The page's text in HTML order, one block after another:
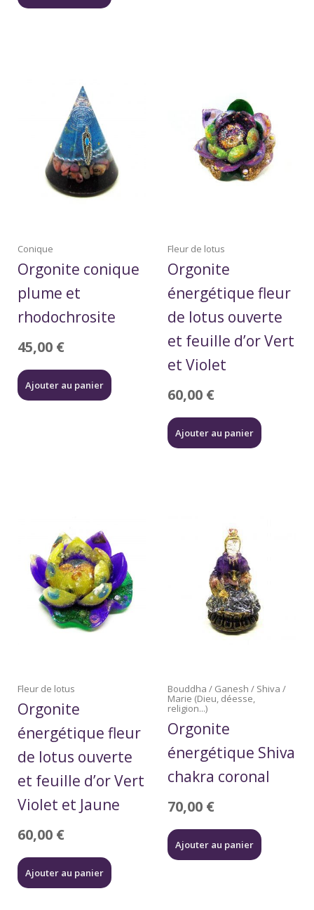
Conique
Orgonite conique
plume et
rhodochrosite
45,00 €
Ajouter au panier
Fleur de lotus
Orgonite
énergétique fleur
de lotus ouverte
et feuille d’or Vert
et Violet
60,00 €
Ajouter au panier
Fleur de lotus
Orgonite
énergétique fleur
de lotus ouverte
et feuille d’or Vert
Violet et Jaune
60,00 €
Ajouter au panier
Bouddha / Ganesh / Shiva /
Marie (Dieu, déesse,
religion...)
Orgonite
énergétique Shiva
chakra coronal
70,00 €
Ajouter au panier